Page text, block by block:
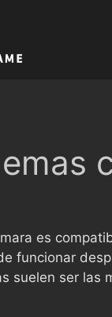
es
funcionar
suelen ser las